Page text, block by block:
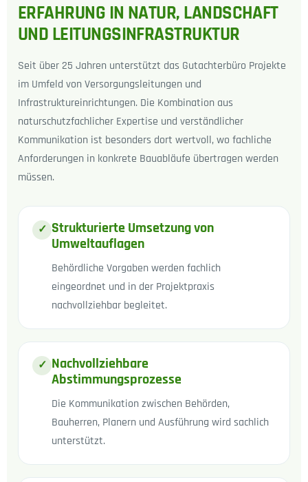
ERFAHRUNG IN NATUR, LANDSCHAFT
UND LEITUNGSINFRASTRUKTUR
Seit über 25 Jahren unterstützt das Gutachterbüro Projekte
im Umfeld von Versorgungsleitungen und
Infrastruktureinrichtungen. Die Kombination aus
naturschutzfachlicher Expertise und verständlicher
Kommunikation ist besonders dort wertvoll, wo fachliche
Anforderungen in konkrete Bauabläufe übertragen werden
müssen.
✓ Strukturierte Umsetzung von
Umweltauflagen
Behördliche Vorgaben werden fachlich
eingeordnet und in der Projektpraxis
nachvollziehbar begleitet.
✓ Nachvollziehbare
Abstimmungsprozesse
Die Kommunikation zwischen Behörden,
Bauherren, Planern und Ausführung wird sachlich
unterstützt.